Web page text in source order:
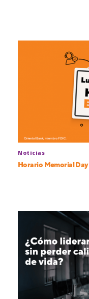
Noticias
Horario Memorial Day